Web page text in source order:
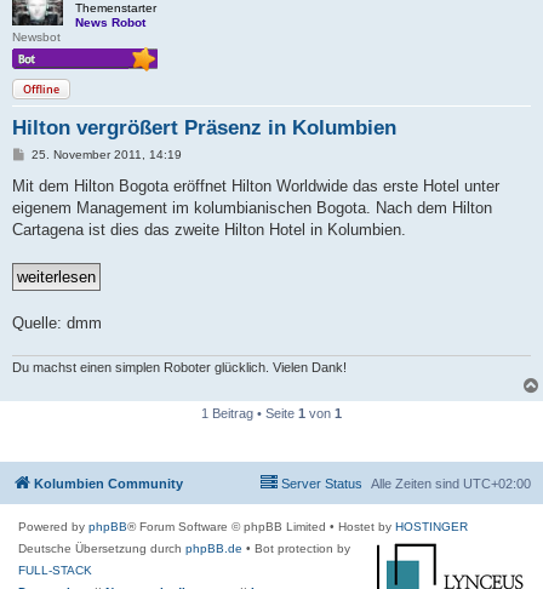
Themenstarter
News Robot
Newsbot
Offline
Hilton vergrößert Präsenz in Kolumbien
B
i
r
a
25. November 2011, 14:19
Mit dem Hilton Bogota eröffnet Hilton Worldwide das erste Hotel unter
eigenem Management im kolumbianischen Bogota. Nach dem Hilton
Cartagena ist dies das zweite Hilton Hotel in Kolumbien.
Quelle: dmm
Du machst einen simplen Roboter glücklich. Vielen Dank!
1 Beitrag • Seite 1 von 1
Kolumbien Community Alle Zeiten sind UTC+02:00
Server Status
Powered by phpBB® Forum Software © phpBB Limited • Hostet by HOSTINGER
Deutsche Übersetzung durch phpBB.de • Bot protection by
FULL-STACK